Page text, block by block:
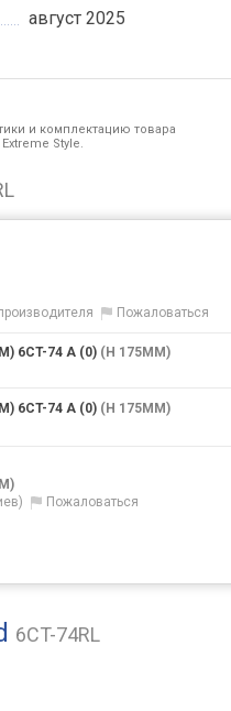
август 2025
и комплектацию товара
Style.
Пожаловаться
6CT-74 A (0) (H 175MM)
6CT-74 A (0) (H 175MM)
Пожаловаться
6CT-74RL